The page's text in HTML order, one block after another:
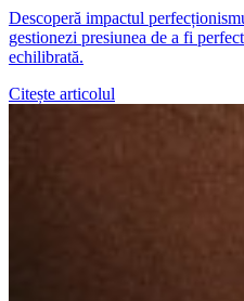
Descoperă impactul
gestionezi presiunea de a fi
echilibrată.
Citește articolul